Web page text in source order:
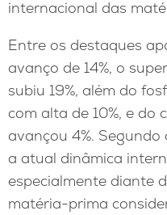
internacional das
Entre os destaques
avanço de 14%, o
subiu 19%, além do
com alta de 10%, e do
avançou 4%.
a atual dinâmica
especialmente diante
matéria-prima